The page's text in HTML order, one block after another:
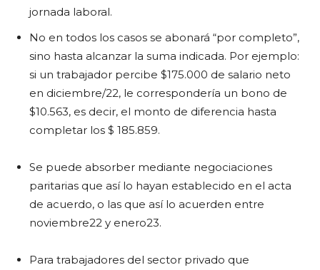
jornada laboral.
No en todos los casos se abonará “por completo”,
sino hasta alcanzar la suma indicada. Por ejemplo:
si un trabajador percibe $175.000 de salario neto
en diciembre/22, le correspondería un bono de
$10.563, es decir, el monto de diferencia hasta
completar los $ 185.859.
Se puede absorber mediante negociaciones
paritarias que así lo hayan establecido en el acta
de acuerdo, o las que así lo acuerden entre
noviembre22 y enero23.
Para trabajadores del sector privado que